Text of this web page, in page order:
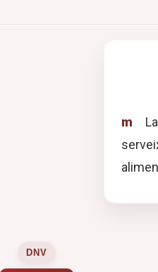
m
DNV